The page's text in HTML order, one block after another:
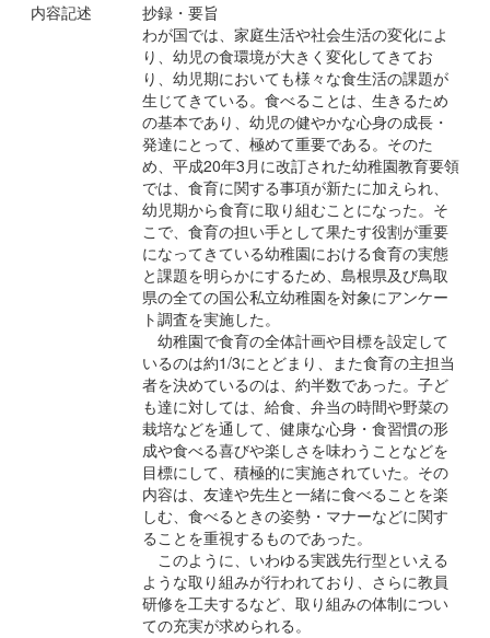
内容記述
抄録・要旨
わが国では、家庭生活や社会生活の変化によ
り、幼児の食環境が大きく変化してきてお
り、幼児期においても様々な食生活の課題が
生じてきている。食べることは、生きるため
の基本であり、幼児の健やかな心身の成長・
発達にとって、極めて重要である。そのた
め、平成20年3月に改訂された幼稚園教育要領
では、食育に関する事項が新たに加えられ、
幼児期から食育に取り組むことになった。そ
こで、食育の担い手として果たす役割が重要
になってきている幼稚園における食育の実態
と課題を明らかにするため、島根県及び鳥取
県の全ての国公私立幼稚園を対象にアンケー
ト調査を実施した。
幼稚園で食育の全体計画や目標を設定して
いるのは約1/3にとどまり、また食育の主担当
者を決めているのは、約半数であった。子ど
も達に対しては、給食、弁当の時間や野菜の
栽培などを通して、健康な心身・食習慣の形
成や食べる喜びや楽しさを味わうことなどを
目標にして、積極的に実施されていた。その
内容は、友達や先生と一緒に食べることを楽
しむ、食べるときの姿勢・マナーなどに関す
ることを重視するものであった。
このように、いわゆる実践先行型といえる
ような取り組みが行われており、さらに教員
研修を工夫するなど、取り組みの体制につい
ての充実が求められる。